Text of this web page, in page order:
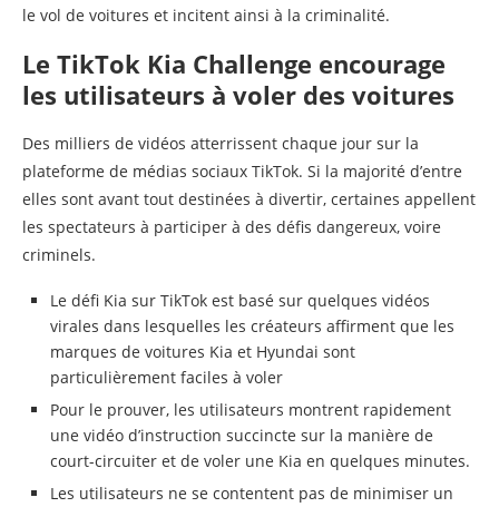
le vol de voitures et incitent ainsi à la criminalité.
Le TikTok Kia Challenge encourage
les utilisateurs à voler des voitures
Des milliers de vidéos atterrissent chaque jour sur la
plateforme de médias sociaux TikTok. Si la majorité d’entre
elles sont avant tout destinées à divertir, certaines appellent
les spectateurs à participer à des défis dangereux, voire
criminels.
Le défi Kia sur TikTok est basé sur quelques vidéos
virales dans lesquelles les créateurs affirment que les
marques de voitures Kia et Hyundai sont
particulièrement faciles à voler
Pour le prouver, les utilisateurs montrent rapidement
une vidéo d’instruction succincte sur la manière de
court-circuiter et de voler une Kia en quelques minutes.
Les utilisateurs ne se contentent pas de minimiser un